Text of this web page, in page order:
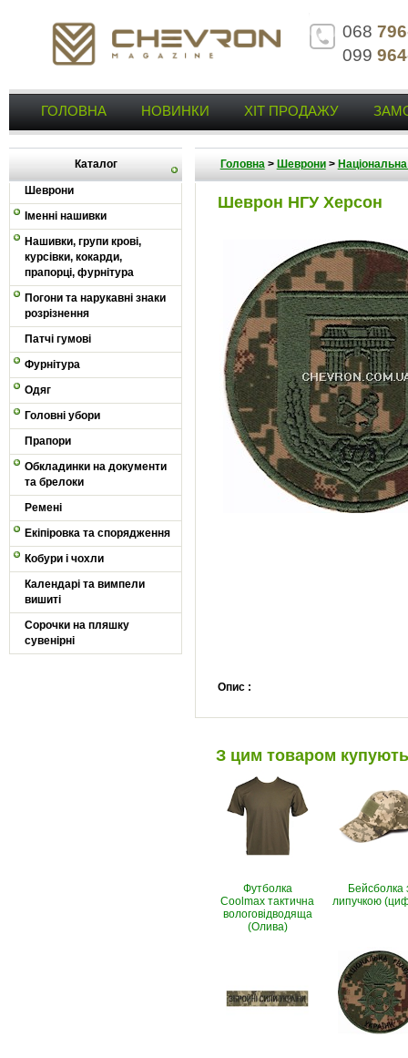
068
099
ГОЛОВНА НОВИНКИ ХІТ ПРОДАЖУ
Каталог
Шеврони
Іменні нашивки
Нашивки, групи крові,
курсівки, кокарди,
прапорці, фурнітура
Погони та нарукавні знаки
розрізнення
Патчі гумові
Фурнітура
Одяг
Головні убори
Прапори
Обкладинки на документи
та брелоки
Ремені
Екіпіровка та спорядження
Кобури і чохли
Календарі та вимпели
вишиті
Сорочки на пляшку
сувенірні
Головна> Шеврони>
Шеврон НГУ Херсон
Опис :
З цим товаром купують
Футболка
Coolmax тактична
вологовiдводяща
(Олива)
Бейсболка
липучкою